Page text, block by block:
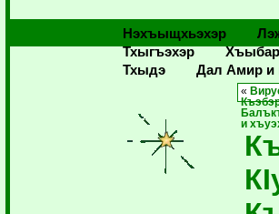
Нэхъыщхьэхэр
Тхыгъэхэр
Тхыдэ
Дал Амир и
«
и